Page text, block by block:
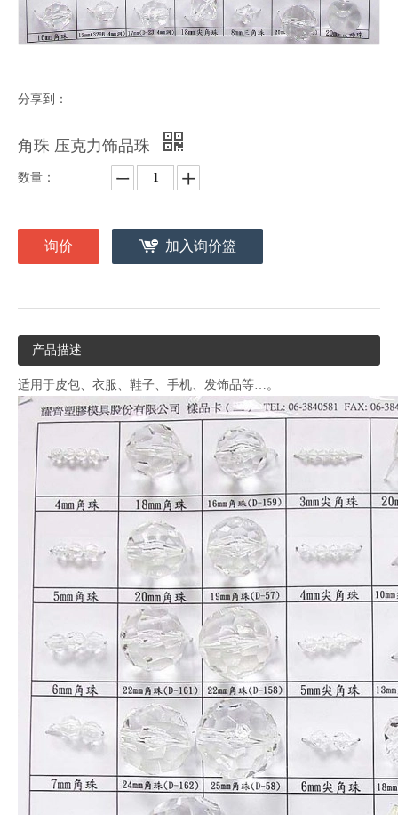
分享到：
角珠 压克力饰品珠
数量：
询价 加入询价篮
产品描述
适用于皮包、衣服、鞋子、手机、发饰品等…。